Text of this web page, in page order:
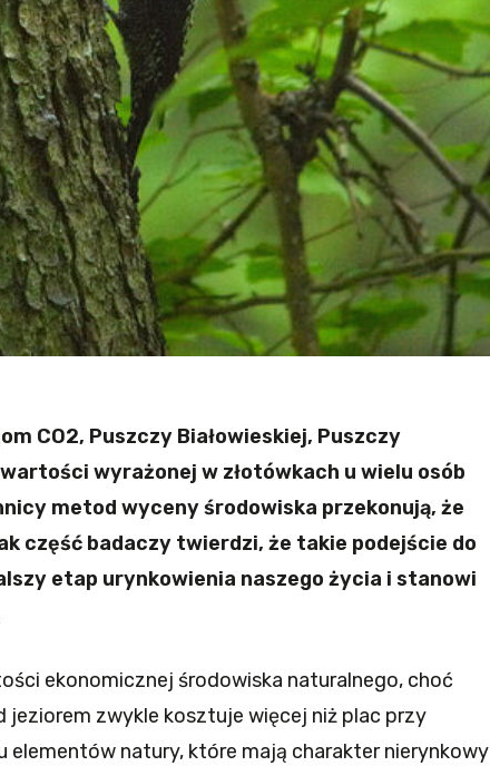
CO2, Puszczy Białowieskiej, Puszczy
wyrażonej w złotówkach u wielu osób
metod wyceny środowiska przekonują, że
część badaczy twierdzi, że takie podejście do
etap urynkowienia naszego życia i stanowi
ekonomicznej środowiska naturalnego, choć
jeziorem zwykle kosztuje więcej niż plac przy
elementów natury, które mają charakter nierynkowy